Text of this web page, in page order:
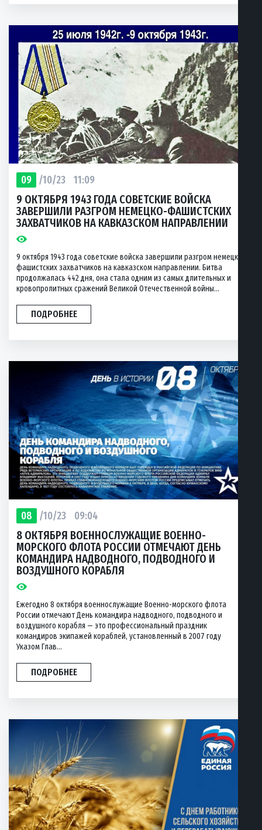
09 /10/23 11:09
9 ОКТЯБРЯ 1943 ГОДА СОВЕТСКИЕ ВОЙСКА
ЗАВЕРШИЛИ РАЗГРОМ НЕМЕЦКО-ФАШИСТСКИХ
ЗАХВАТЧИКОВ НА КАВКАЗСКОМ НАПРАВЛЕНИИ
9 октября 1943 года советские войска завершили разгром немецко-
фашистских захватчиков на кавказском направлении. Битва
продолжалась 442 дня, она стала одним из самых длительных и
кровопролитных сражений Великой Отечественной войны...
ПОДРОБНЕЕ
08 /10/23 09:04
8 ОКТЯБРЯ ВОЕННОСЛУЖАЩИЕ ВОЕННО-
МОРСКОГО ФЛОТА РОССИИ ОТМЕЧАЮТ ДЕНЬ
КОМАНДИРА НАДВОДНОГО, ПОДВОДНОГО И
ВОЗДУШНОГО КОРАБЛЯ
Ежегодно 8 октября военнослужащие Военно-морского флота
России отмечают День командира надводного, подводного и
воздушного корабля — это профессиональный праздник
командиров экипажей кораблей, установленный в 2007 году
Указом Глав...
ПОДРОБНЕЕ